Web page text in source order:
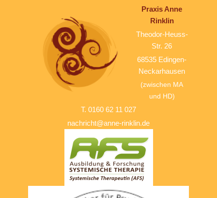
Praxis Anne
Rinklin
Theodor-Heuss-
Str. 26
68535 Edingen-
Neckarhausen
(zwischen MA
und HD)
T. 0160 62 11 027
nachricht@anne-rinklin.de